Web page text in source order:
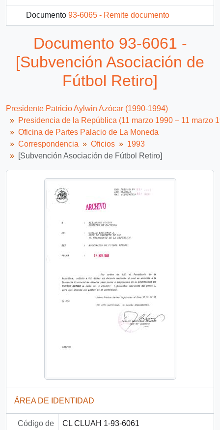
Documento 93-6065 - Remite documento
Documento 93-6167 - [Remite fotocopia carta]
Documento 93-6061 -
[Subvención Asociación de
Fútbol Retiro]
Presidente Patricio Aylwin Azócar (1990-1994)
Presidencia de la República (11 marzo 1990 – 11 marzo
Oficina de Partes Palacio de La Moneda
Correspondencia
Oficios
1993
[Subvención Asociación de Fútbol Retiro]
ÁREA DE IDENTIDAD
Código de CL CLUAH 1-93-6061